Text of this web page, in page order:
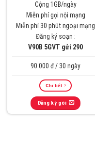
Cộng 1GB/ngày
Miễn phí gọi nội mạng
Miễn phí 30 phút ngoại mạng
Đăng ký soạn :
V90B 5GVT gửi 290
90.000 đ / 30 ngày
Chi tiết
Đăng ký gói